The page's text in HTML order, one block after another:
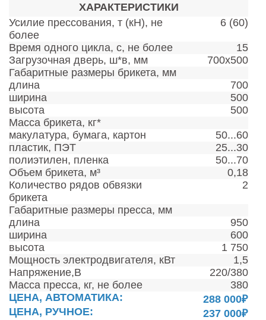
ХАРАКТЕРИСТИКИ
Усилие прессования, т (кН), не
более
6 (60)
Время одного цикла, с, не более
15
Загрузочная дверь, ш*в, мм
700х500
Габаритные размеры брикета, мм
длина
700
ширина
500
высота
500
Масса брикета, кг*
макулатура, бумага, картон
50...60
пластик, ПЭТ
25...30
полиэтилен, пленка
50...70
Объем брикета, м³
0,18
Количество рядов обвязки
брикета
2
Габаритные размеры пресса, мм
длина
950
ширина
600
высота
1 750
Мощность электродвигателя, кВт
1,5
Напряжение,В
220/380
Масса пресса, кг, не более
380
ЦЕНА, АВТОМАТИКА:
288 000₽
ЦЕНА, РУЧНОЕ:
237 000₽